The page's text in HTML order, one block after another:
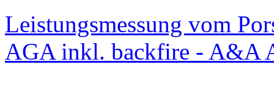
Leistungsmessung vom
AGA inkl. backfire - A&A